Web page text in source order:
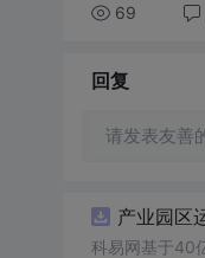
69
回复
请发表友善
产业园区
科易网基于40